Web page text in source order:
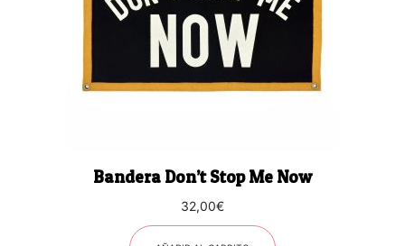
Bandera Don’t Stop Me Now
32,00€